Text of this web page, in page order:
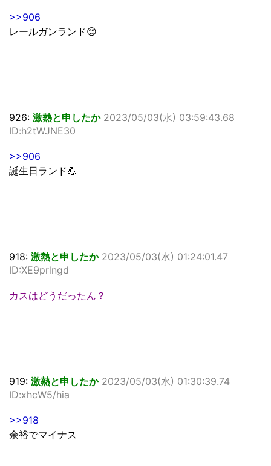
>>906
レールガンランド😊
926: 激熱と申したか 2023/05/03(水) 03:59:43.68
ID:h2tWJNE30
>>906
誕生日ランド💪
918: 激熱と申したか 2023/05/03(水) 01:24:01.47
ID:XE9prlngd
カスはどうだったん？
919: 激熱と申したか 2023/05/03(水) 01:30:39.74
ID:xhcW5/hia
>>918
余裕でマイナス